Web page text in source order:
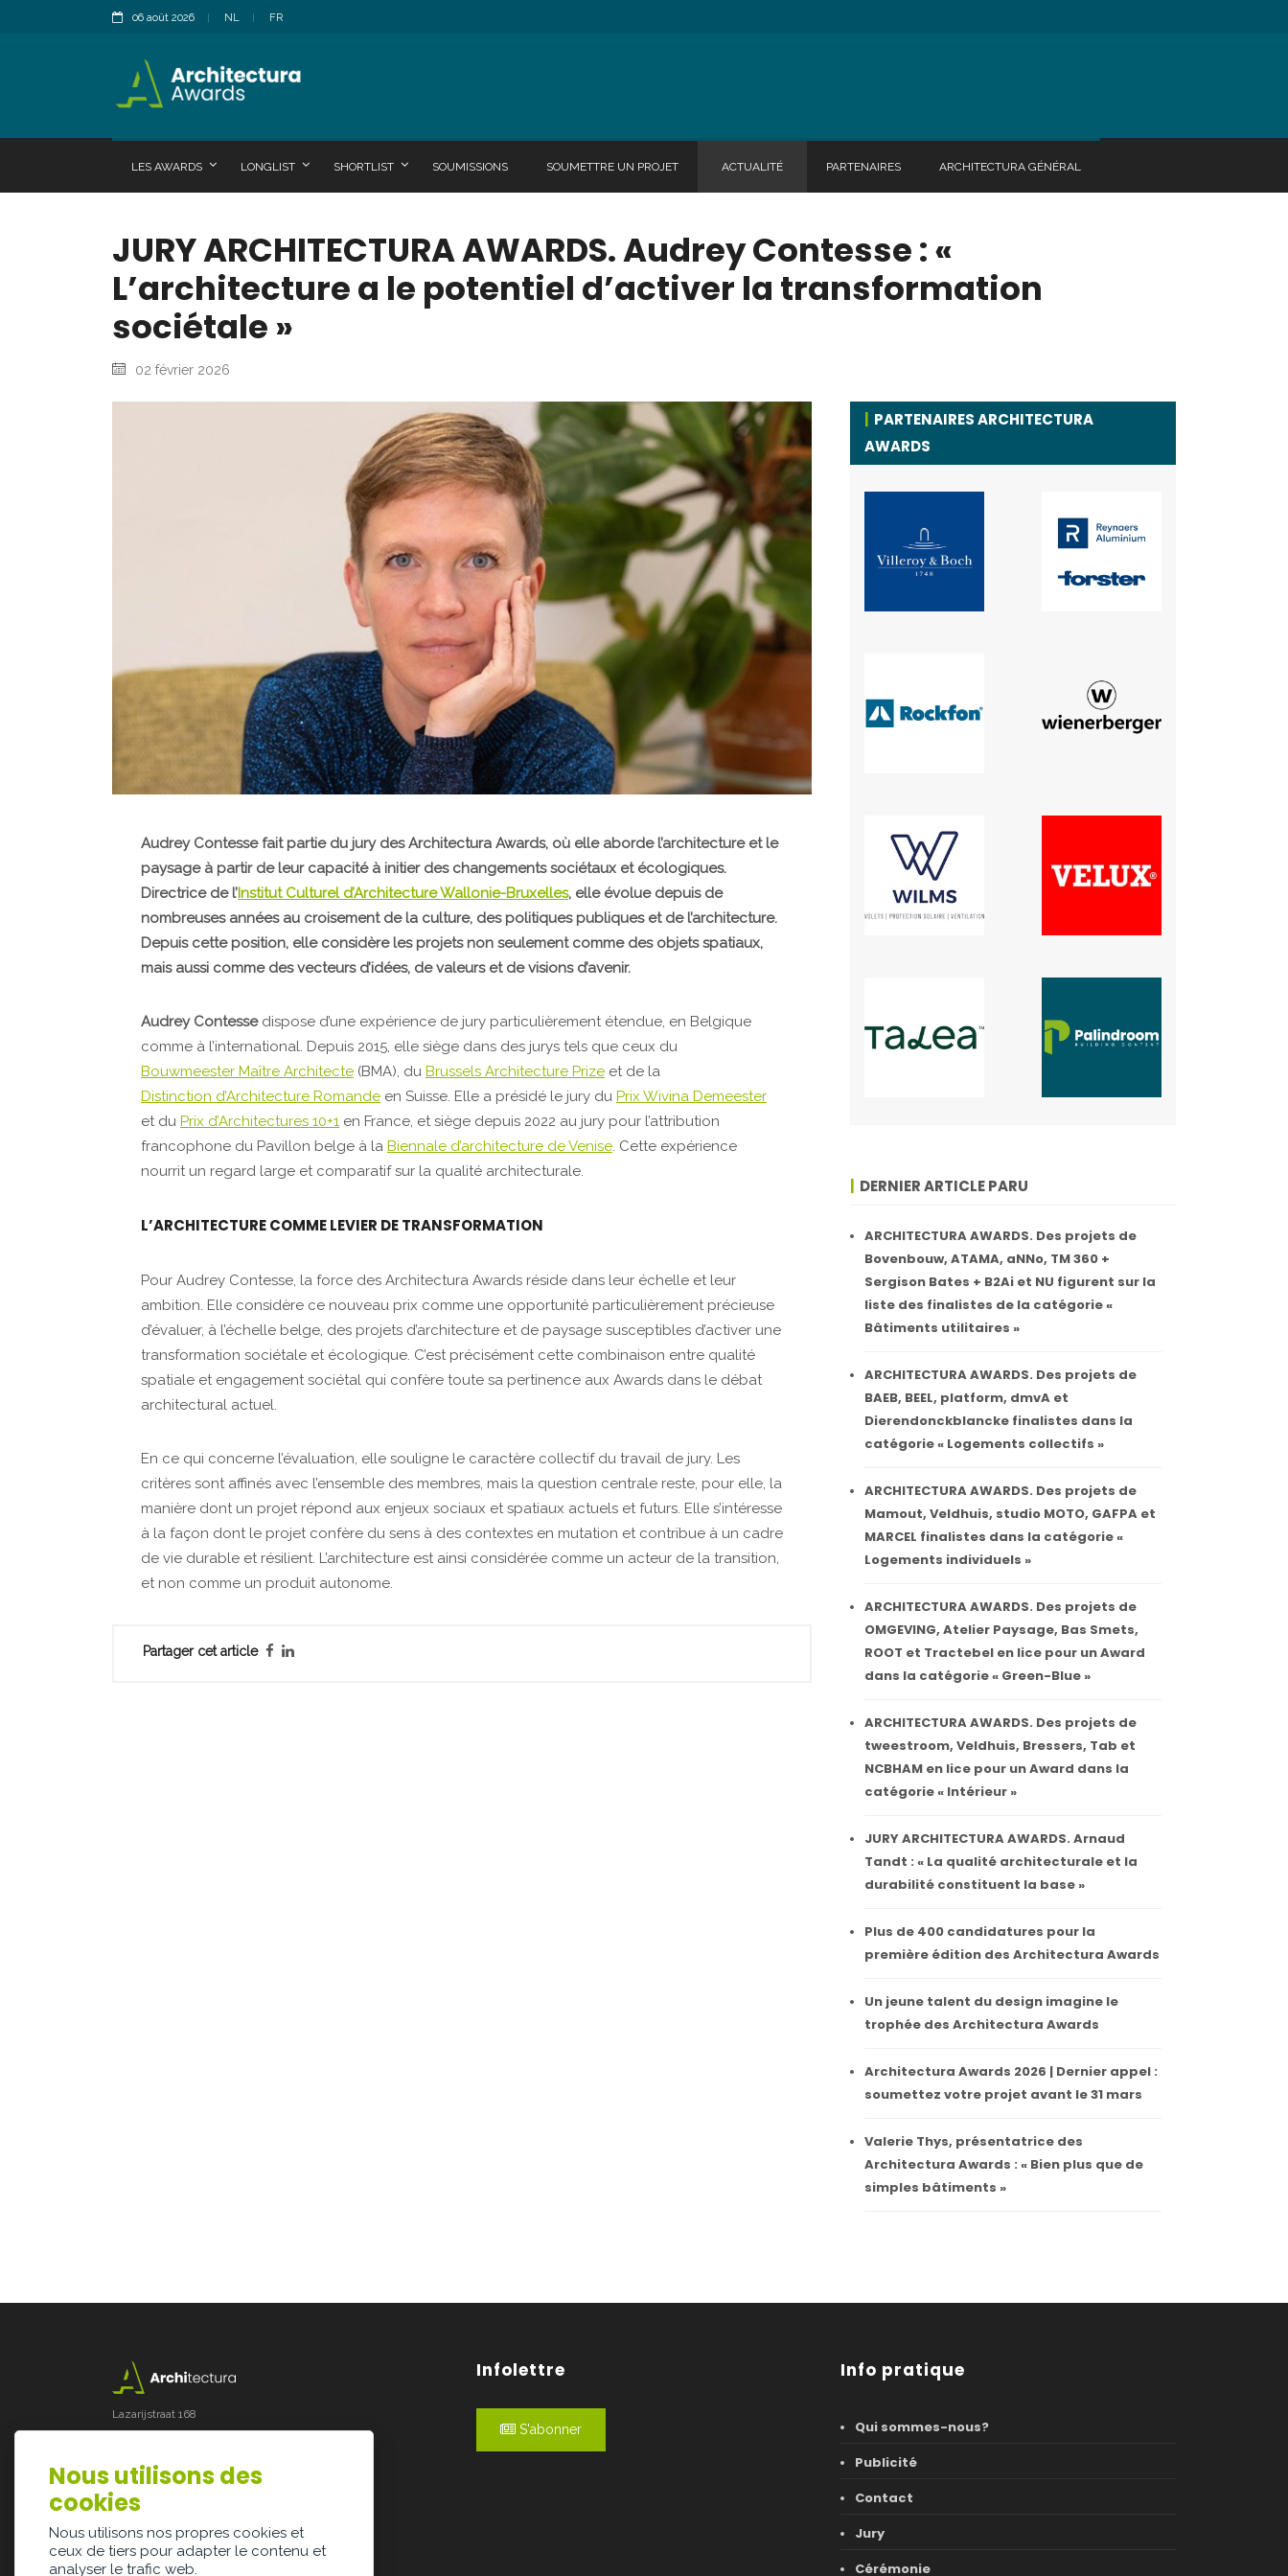
06 août 2026 NL FR
LES AWARDS LONGLIST SHORTLIST SOUMISSIONS SOUMETTRE UN PROJET ACTUALITÉ PARTENAIRES ARCHITECTURA GÉNÉRAL
JURY ARCHITECTURA AWARDS. Audrey Contesse : «
L’architecture a le potentiel d’activer la transformation
sociétale »
02 février 2026
Audrey Contesse fait partie du jury des Architectura Awards, où elle aborde l’architecture et le
paysage à partir de leur capacité à initier des changements sociétaux et écologiques.
Directrice de l’Institut Culturel d’Architecture Wallonie-Bruxelles, elle évolue depuis de
nombreuses années au croisement de la culture, des politiques publiques et de l’architecture.
Depuis cette position, elle considère les projets non seulement comme des objets spatiaux,
mais aussi comme des vecteurs d’idées, de valeurs et de visions d’avenir.
Audrey Contessedispose d’une expérience de jury particulièrement étendue, en Belgique
comme à l’international. Depuis 2015, elle siège dans des jurys tels que ceux du
Bouwmeester Maître Architecte (BMA), du Brussels Architecture Prize et de la
Distinction d’Architecture Romande en Suisse. Elle a présidé le jury du Prix Wivina Demeester
et du Prix d’Architectures 10+1 en France, et siège depuis 2022 au jury pour l’attribution
francophone du Pavillon belge à la Biennale d’architecture de Venise. Cette expérience
nourrit un regard large et comparatif sur la qualité architecturale.
L’ARCHITECTURE COMME LEVIER DE TRANSFORMATION
Pour Audrey Contesse, la force des Architectura Awards réside dans leur échelle et leur
ambition. Elle considère ce nouveau prix comme une opportunité particulièrement précieuse
d’évaluer, à l’échelle belge, des projets d’architecture et de paysage susceptibles d’activer une
transformation sociétale et écologique. C’est précisément cette combinaison entre qualité
spatiale et engagement sociétal qui confère toute sa pertinence aux Awards dans le débat
architectural actuel.
En ce qui concerne l’évaluation, elle souligne le caractère collectif du travail de jury. Les
critères sont affinés avec l’ensemble des membres, mais la question centrale reste, pour elle, la
manière dont un projet répond aux enjeux sociaux et spatiaux actuels et futurs. Elle s’intéresse
à la façon dont le projet confère du sens à des contextes en mutation et contribue à un cadre
de vie durable et résilient. L’architecture est ainsi considérée comme un acteur de la transition,
et non comme un produit autonome.
Partager cet article
PARTENAIRES ARCHITECTURA
AWARDS
DERNIER ARTICLE PARU
ARCHITECTURA AWARDS. Des projets de
Bovenbouw, ATAMA, aNNo, TM 360 +
Sergison Bates + B2Ai et NU figurent sur la
liste des finalistes de la catégorie «
Bâtiments utilitaires »
ARCHITECTURA AWARDS. Des projets de
BAEB, BEEL, platform, dmvA et
Dierendonckblancke finalistes dans la
catégorie « Logements collectifs »
ARCHITECTURA AWARDS. Des projets de
Mamout, Veldhuis, studio MOTO, GAFPA et
MARCEL finalistes dans la catégorie «
Logements individuels »
ARCHITECTURA AWARDS. Des projets de
OMGEVING, Atelier Paysage, Bas Smets,
ROOT et Tractebel en lice pour un Award
dans la catégorie « Green-Blue »
ARCHITECTURA AWARDS. Des projets de
tweestroom, Veldhuis, Bressers, Tab et
NCBHAM en lice pour un Award dans la
catégorie « Intérieur »
JURY ARCHITECTURA AWARDS. Arnaud
Tandt : « La qualité architecturale et la
durabilité constituent la base »
Plus de 400 candidatures pour la
première édition des Architectura Awards
Un jeune talent du design imagine le
trophée des Architectura Awards
Architectura Awards 2026 | Dernier appel :
soumettez votre projet avant le 31 mars
Valerie Thys, présentatrice des
Architectura Awards : « Bien plus que de
simples bâtiments »
Lazarijstraat 168
3500 Hasselt
Infolettre
S'abonner
Info pratique
Qui sommes-nous?
Publicité
Contact
Jury
Cérémonie
Nous utilisons des
cookies
Nous utilisons nos propres cookies et
ceux de tiers pour adapter le contenu et
analyser le trafic web.